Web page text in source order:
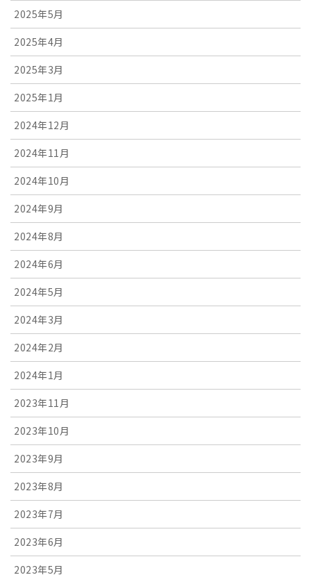
2025年5月
2025年4月
2025年3月
2025年1月
2024年12月
2024年11月
2024年10月
2024年9月
2024年8月
2024年6月
2024年5月
2024年3月
2024年2月
2024年1月
2023年11月
2023年10月
2023年9月
2023年8月
2023年7月
2023年6月
2023年5月